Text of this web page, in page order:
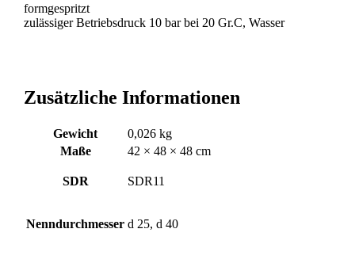
formgespritzt
zulässiger Betriebsdruck 10 bar bei 20 Gr.C, Wasser
Zusätzliche Informationen
Gewicht
0,026 kg
Maße
42 × 48 × 48 cm
SDR SDR11
Nenndurchmesser d 25, d 40